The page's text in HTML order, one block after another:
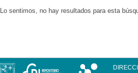
Lo sentimos, no hay resultados para esta